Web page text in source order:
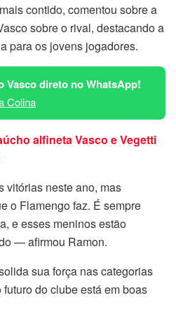
contido, comentou sobre a
sobre o rival, destacando a
para os jovens jogadores.
Vasco direto no WhatsApp!
Colina
alfineta Vasco e Vegetti
neste ano, mas
o Flamengo faz. É sempre
e esses meninos estão
— afirmou Ramon.
sua força nas categorias
do clube está em boas